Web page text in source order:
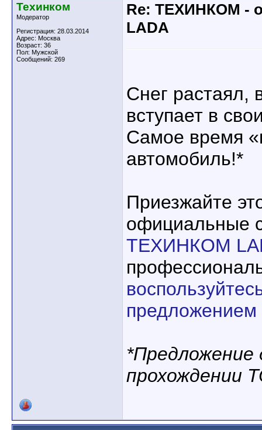
Техинком
Модератор
Регистрация: 28.03.2014
Адрес: Москва
Возраст: 36
Пол: Мужской
Сообщений: 269
Re: ТЕХИНКОМ -
LADA
Снег растаял,
вступает в
Самое время
автомобиль!*
Приезжайте
официальные
ТЕХИНКОМ
предложением
*Предложение
прохождении